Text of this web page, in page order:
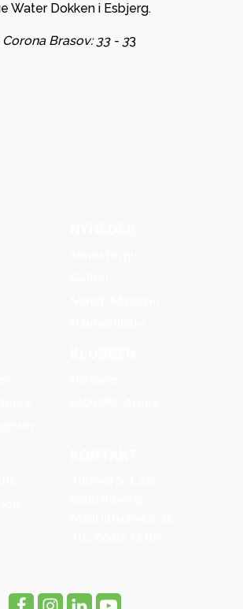
Water Dokken i Esbjerg.
Brasov: 33 - 33